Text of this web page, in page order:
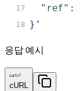
17 "ref" :
18 } '
응답 예시
cURL